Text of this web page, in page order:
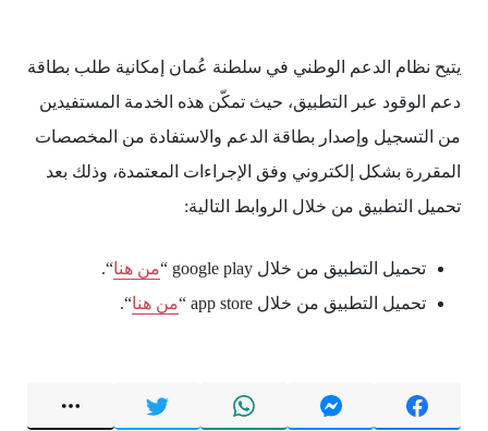
يتيح نظام الدعم الوطني في سلطنة عُمان إمكانية طلب بطاقة
دعم الوقود عبر التطبيق، حيث تمكّن هذه الخدمة المستفيدين
من التسجيل وإصدار بطاقة الدعم والاستفادة من المخصصات
المقررة بشكل إلكتروني وفق الإجراءات المعتمدة، وذلك بعد
تحميل التطبيق من خلال الروابط التالية:
تحميل التطبيق من خلال google play “ من هنا“.
تحميل التطبيق من خلال app store “
من هنا“.